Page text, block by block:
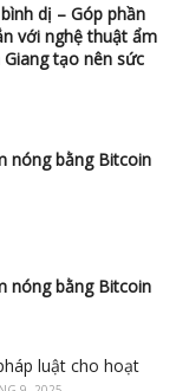
dị – Góp phần
với nghệ thuật ẩm
tạo nên sức
nóng bằng Bitcoin
nóng bằng Bitcoin
luật cho hoạt